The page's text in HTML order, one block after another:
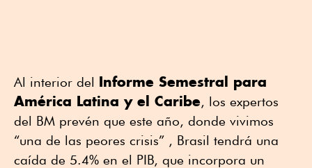
Al interior del Informe Semestral para
América Latina y el Caribe, los expertos
del BM prevén que este año, donde vivimos
“una de las peores crisis” , Brasil tendrá una
caída de 5.4% en el PIB, que incorpora un